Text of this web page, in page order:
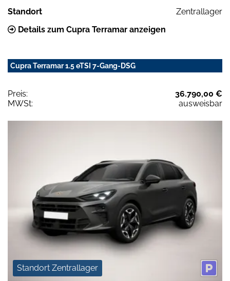
Standort
Zentrallager
Details zum Cupra Terramar anzeigen
Cupra Terramar 1.5 eTSI 7-Gang-DSG
Preis:
36.790,00 €
MWSt:
ausweisbar
Standort Zentrallager